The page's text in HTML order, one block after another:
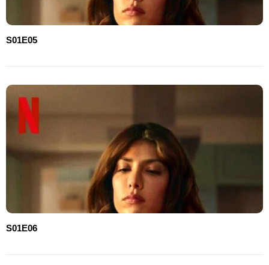
S01E05
S01E06